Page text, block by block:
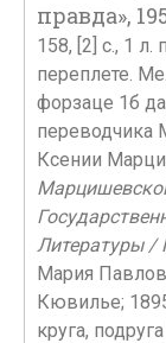
правда»,
158, [2] с., 1 л.
переплете.
форзаце 1б
переводчика
Ксении
Литературы /
Мария
Кювилье;
круга,